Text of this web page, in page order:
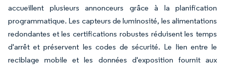
accueillent plusieurs annonceurs grâce à la planification
programmatique. Les capteurs de luminosité, les alimentations
redondantes et les certifications robustes réduisent les temps
d'arrêt et préservent les codes de sécurité. Le lien entre le
reciblage mobile et les données d'exposition fournit aux